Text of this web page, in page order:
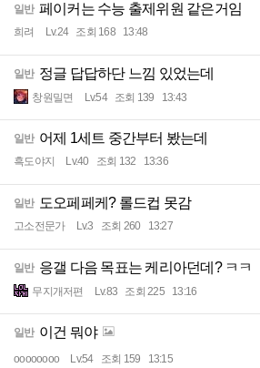
일반 페이커는 수능 출제위원 같은거임
희려 Lv.24 조회 168 13:48
일반 정글 답답하단 느낌 있었는데
창원밀면 Lv.54 조회 139 13:43
일반 어제 1세트 중간부터 봤는데
흑도야지 Lv.40 조회 132 13:36
일반 도오페페케? 롤드컵 못감
고소전문가 Lv.3 조회 260 13:27
일반 응갤 다음 목표는 케리아던데? ㅋㅋ
무지개저편 Lv.83 조회 225 13:16
일반 이건 뭐야
oooooooo Lv.54 조회 159 13:15